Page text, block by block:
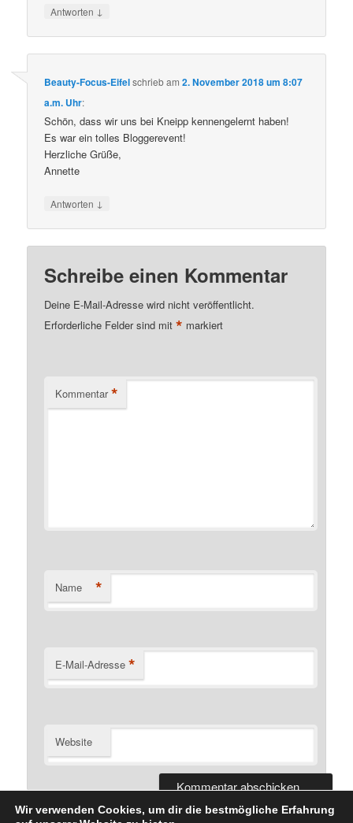
Antworten ↓
Beauty-Focus-Eifelschriebam2. November 2018 um 8:07
a.m. Uhr:
Schön, dass wir uns bei Kneipp kennengelernt haben!
Es war ein tolles Bloggerevent!
Herzliche Grüße,
Annette
Antworten ↓
Schreibe einen Kommentar
Deine E-Mail-Adresse wird nicht veröffentlicht.
Erforderliche Felder sind mit* markiert
Kommentar *
Name *
E-Mail-Adresse *
Website
Wir verwenden Cookies, um dir die bestmögliche Erfahrung